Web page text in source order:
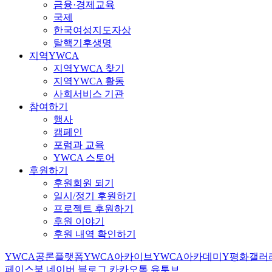
금융·경제교육
국제
한국여성지도자상
탈핵기후생명
지역YWCA
지역YWCA 찾기
지역YWCA 활동
사회서비스 기관
참여하기
행사
캠페인
포럼과 교육
YWCA 스토어
후원하기
후원회원 되기
일시/정기 후원하기
프로젝트 후원하기
후원 이야기
후원 내역 확인하기
YWCA공론플랫폼YWCA아카이브YWCA아카데미 Y평화갤러
페이스북 네이버 블로그 카카오톡 유투브